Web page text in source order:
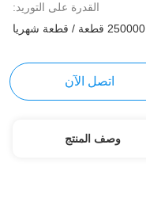
القدرة على التوريد:
250000 قطعة / قطعة شهريا
اتصل الآن
وصف المنتج